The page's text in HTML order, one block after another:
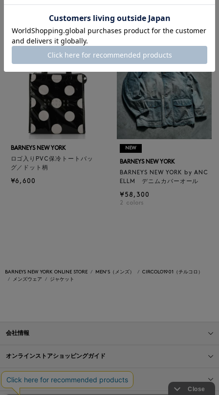
ELLM ホースレザーブルゾン
¥165,000
4 colors
BARNEYS NEW YORK
ロゴ入りPVC保冷トートバッ
グ／ドット柄
¥6,600
NEW
BARNEYS NEW YORK
BARNEYS NEW YORK by ANC
ELLM デニムカバーオール
¥58,300
2 colors
BARNEYS NEW YORK ONLINE STORE MEN'S（メンズ）
CIRCOLO1901（チルコロ）
メンズウェア
ジャケット
会社情報
オンラインストアショッピングガイド
店舗情報